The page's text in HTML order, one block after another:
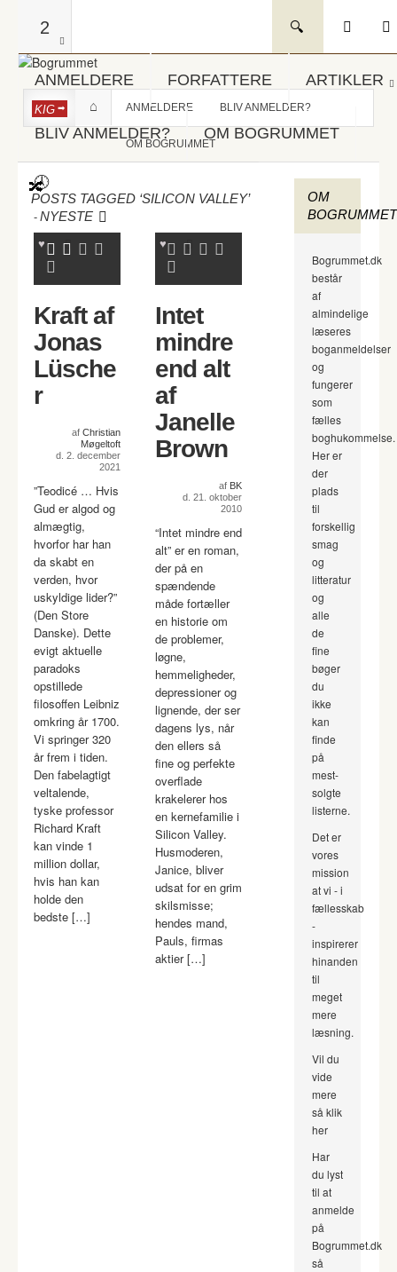
2
ANMELDERE FORFATTERE ARTIKLER
BLIV ANMELDER? OM BOGRUMMET
KIG ANMELDERE BLIV ANMELDER?
OM BOGRUMMET
POSTS TAGGED ‘SILICON VALLEY’
-NYESTE
Kraft af
Jonas
Lüsche
r
af Christian
Møgeltoft
d. 2. december
2021
”Teodicé … Hvis
Gud er algod og
almægtig,
hvorfor har han
da skabt en
verden, hvor
uskyldige lider?”
(Den Store
Danske). Dette
evigt aktuelle
paradoks
opstillede
filosoffen Leibniz
omkring år 1700.
Vi springer 320
år frem i tiden.
Den fabelagtigt
veltalende,
tyske professor
Richard Kraft
kan vinde 1
million dollar,
hvis han kan
holde den
bedste […]
Intet
mindre
end alt
af
Janelle
Brown
af BK
d. 21. oktober
2010
“Intet mindre end
alt” er en roman,
der på en
spændende
måde fortæller
en historie om
de problemer,
løgne,
hemmeligheder,
depressioner og
lignende, der ser
dagens lys, når
den ellers så
fine og perfekte
overflade
krakelerer hos
en kernefamilie i
Silicon Valley.
Husmoderen,
Janice, bliver
udsat for en grim
skilsmisse;
hendes mand,
Pauls, firmas
aktier […]
OM
BOGRUMMET
Bogrummet.dk
består
af
almindelige
læseres
boganmeldelser
og
fungerer
som
fælles
boghukommelse.
Her er
der
plads
til
forskellig
smag
og
litteratur
og
alle
de
fine
bøger
du
ikke
kan
finde
på
mest-
solgte
listerne.
Det er
vores
mission
at vi - i
fællesskab
-
inspirerer
hinanden
til
meget
mere
læsning.
Vil du
vide
mere
så klik
her
Har
du lyst
til at
anmelde
på
Bogrummet.dk
så